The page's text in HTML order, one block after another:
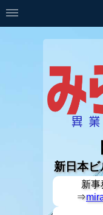
新日本ビ
新事
⇒